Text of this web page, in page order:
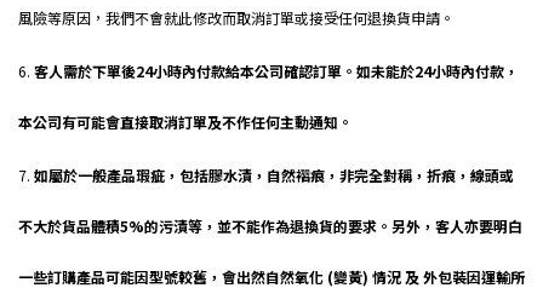
風險等原因，我們不會就此修改而取消訂單或接受任何退換貨申請。
6. 客人需於下單後24小時內付款給本公司確認訂單。如未能於24小時內付款，
本公司有可能會直接取消訂單及不作任何主動通知。
7. 如屬於一般產品瑕疵，包括膠水漬，自然褶痕，非完全對稱，折痕，線頭或
不大於貨品體積5%的污漬等，並不能作為退換貨的要求。另外，客人亦要明白
一些訂購產品可能因型號較舊，會出然自然氧化 (變黃) 情況 及 外包裝因運輸所